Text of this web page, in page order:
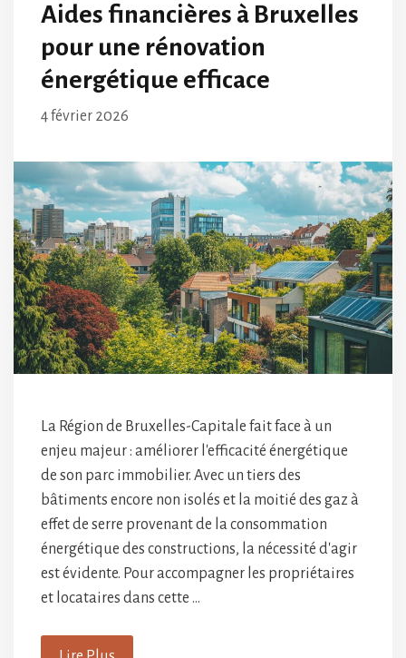
Aides financières à Bruxelles
pour une rénovation
énergétique efficace
4 février 2026
La Région de Bruxelles-Capitale fait face à un
enjeu majeur : améliorer l'efficacité énergétique
de son parc immobilier. Avec un tiers des
bâtiments encore non isolés et la moitié des gaz à
effet de serre provenant de la consommation
énergétique des constructions, la nécessité d'agir
est évidente. Pour accompagner les propriétaires
et locataires dans cette …